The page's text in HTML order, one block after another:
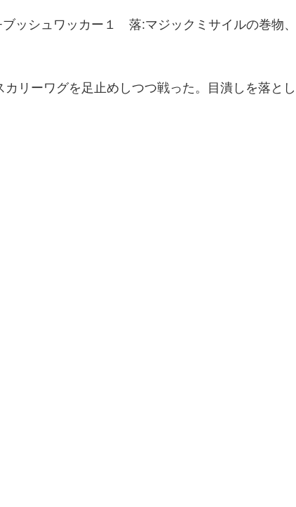
ッシュワッカー１ 落:マジックミサイルの巻物、
リーワグを足止めしつつ戦った。目潰しを落とし